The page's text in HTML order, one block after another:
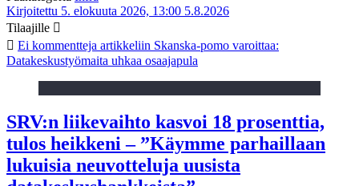
Kirjoitettu 5. elokuuta 2026, 13:00 5.8.2026
Tilaajille
Ei kommentteja artikkeliin Skanska-pomo varoittaa:
Datakeskustyömaita uhkaa osaajapula
SRV:n liikevaihto kasvoi 18 prosenttia,
tulos heikkeni – ”Käymme parhaillaan
lukuisia neuvotteluja uusista